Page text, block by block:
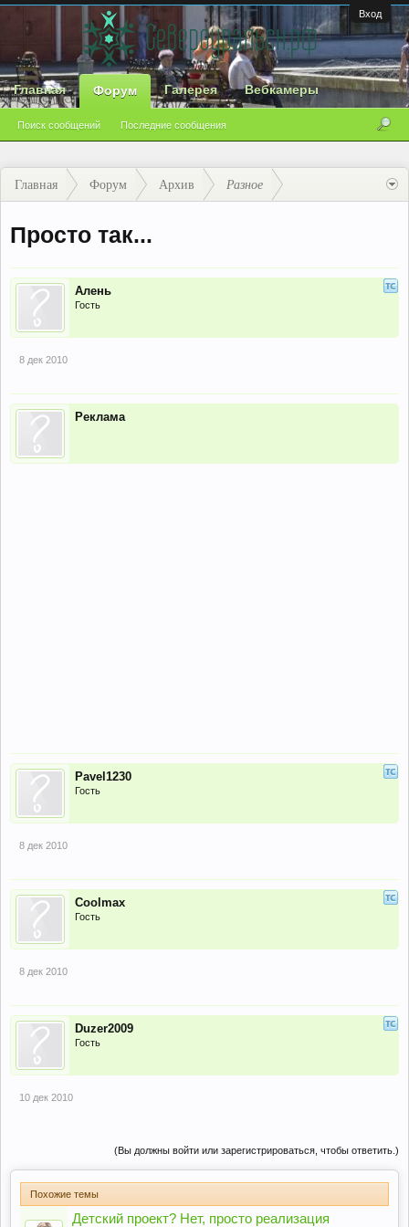
Вход
Главная Форум
Поиск сообщений Последние сообщения
Галерея Вебкамеры
Главная Форум Архив Разное
Просто так...
Алень
Гость
8 дек 2010
Реклама
Pavel1230
Гость
8 дек 2010
Coolmax
Гость
8 дек 2010
Duzer2009
Гость
10 дек 2010
(Вы должны войти или зарегистрироваться, чтобы ответить.)
Похожие темы
Детский проект? Нет, просто реализация